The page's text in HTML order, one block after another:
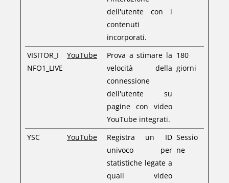
dell'utente con i
contenuti
incorporati.
VISITOR_I
NFO1_LIVE
YouTube
Prova a stimare la
velocità della
connessione
dell'utente su
pagine con video
YouTube integrati.
180
giorni
YSC YouTube
Registra un ID
univoco per
statistiche legate a
quali video
Sessio
ne